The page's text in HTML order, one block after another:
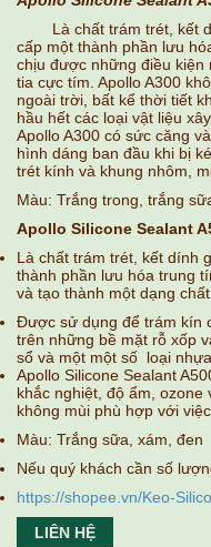
Là chất trám trét, kết
cấp một thành phần lưu
chịu được những điều kiện
tia cực tím. Apollo A300
ngoài trời, bất kể thời tiết
hầu hết các loại vật liệu
Apollo A300 có sức căng
hình dáng ban đầu khi bị
trét kính và khung nhôm,
Màu: Trắng trong, trắng
Apollo Silicone Sealant
Là chất trám trét, kết dính
thành phần lưu hóa trung
và tạo thành một dạng
Được sử dụng để trám kín
trên những bề mặt rỗ xốp
sổ và một một số loại nhựa
​Apollo Silicone Sealant
khắc nghiệt, độ ẩm,
không mùi phù hợp với
Màu: Trắng sữa, xám, đen
Nếu quý khách cần số
https://shopee.vn/Keo-
LIÊN HỆ